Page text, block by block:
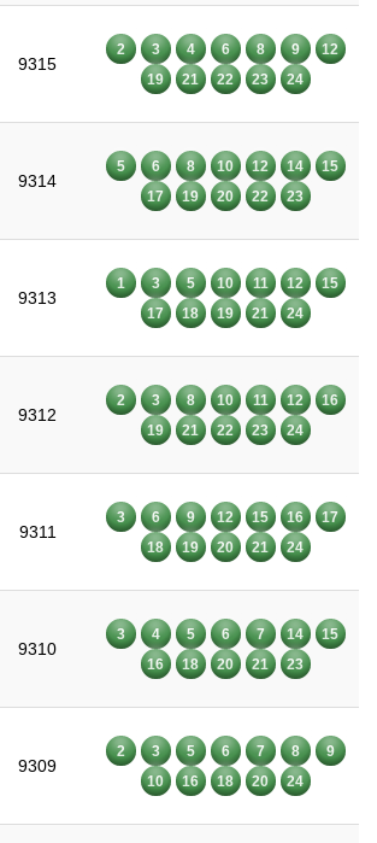
9315
2 3 4 6 8 9
12
19
21 22 23 24
9314
5 6 8 10 12 14
15
17
19 20 22 23
9313
1 3 5 10 11 12
15
17
18 19 21 24
9312
2 3 8 10 11 12
16
19
21 22 23 24
9311
3 6 9 12 15 16
17
18
19 20 21 24
9310
3 4 5 6 7 14
15
16
18 20 21 23
9309
2 3 5 6 7 8
9
10
16 18 20 24